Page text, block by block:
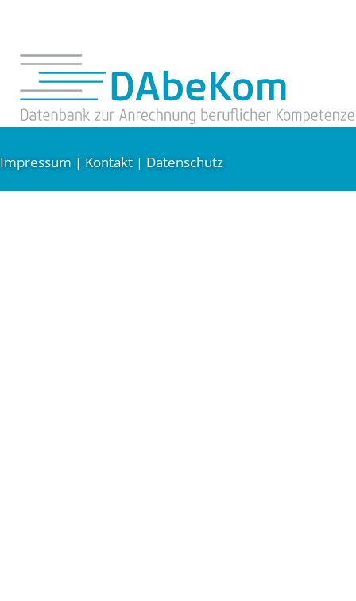
Impressum | Kontakt | Datenschutz